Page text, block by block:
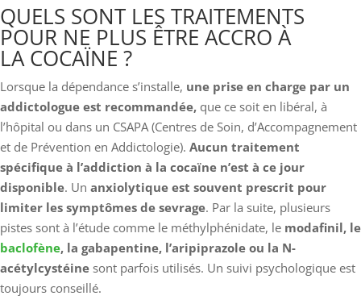
QUELS SONT LES TRAITEMENTS
POUR NE PLUS ÊTRE ACCRO À
LA COCAÏNE ?
Lorsque la dépendance s’installe, une prise en charge par un
addictologue est recommandée, que ce soit en libéral, à
l’hôpital ou dans un CSAPA (Centres de Soin, d’Accompagnement
et de Prévention en Addictologie). Aucun traitement
spécifique à l’addiction à la cocaïne n’est à ce jour
disponible. Un anxiolytique est souvent prescrit pour
limiter les symptômes de sevrage. Par la suite, plusieurs
pistes sont à l’étude comme le méthylphénidate, le modafinil, le
baclofène, la gabapentine, l’aripiprazole ou la N-
acétylcystéine sont parfois utilisés. Un suivi psychologique est
toujours conseillé.